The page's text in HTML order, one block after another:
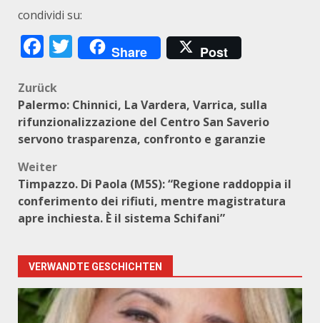
condividi su:
Facebook
Twitter
Share Post
Beitragsnavigation
Zurück
Palermo: Chinnici, La Vardera, Varrica, sulla
rifunzionalizzazione del Centro San Saverio
servono trasparenza, confronto e garanzie
Weiter
Timpazzo. Di Paola (M5S): “Regione raddoppia il
conferimento dei rifiuti, mentre magistratura
apre inchiesta. È il sistema Schifani”
VERWANDTE GESCHICHTEN